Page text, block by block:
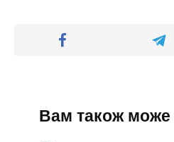
Вам також може